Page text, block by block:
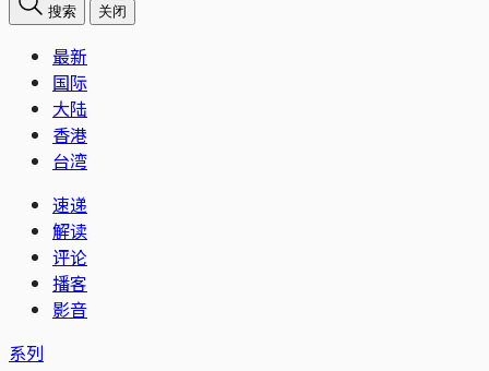
搜索 关闭
最新
国际
大陆
香港
台湾
速递
解读
评论
播客
影音
系列